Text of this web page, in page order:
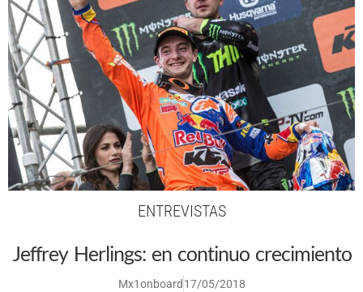
ENTREVISTAS
Jeffrey Herlings: en continuo crecimiento
Mx1onboard 17/05/2018